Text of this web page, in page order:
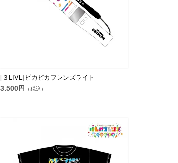
[３LIVE]ピカピカフレンズライト
3,500円 （税込）